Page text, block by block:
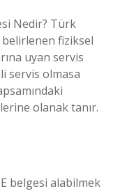
Nedir? Türk
fiziksel
uyan servis
servis olmasa
olanak tanır.
belgesi alabilmek